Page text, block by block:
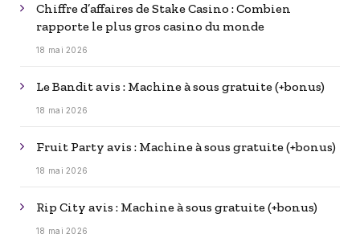
Chiffre d’affaires de Stake Casino : Combien
rapporte le plus gros casino du monde
18 mai 2026
Le Bandit avis : Machine à sous gratuite (+bonus)
18 mai 2026
Fruit Party avis : Machine à sous gratuite (+bonus)
18 mai 2026
Rip City avis : Machine à sous gratuite (+bonus)
18 mai 2026